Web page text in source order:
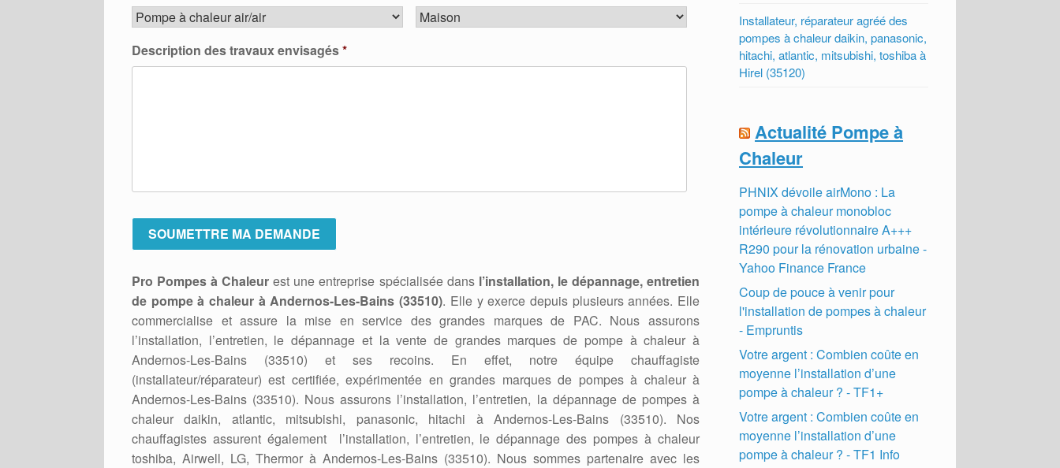
Description des travaux envisagés*
Pro Pompes à Chaleur est une entreprise spécialisée dans l’installation, le dépannage, entretien
de pompe à chaleur à Andernos-Les-Bains (33510). Elle y exerce depuis plusieurs années. Elle
commercialise et assure la mise en service des grandes marques de PAC. Nous assurons
l’installation, l’entretien, le dépannage et la vente de grandes marques de pompe à chaleur à
Andernos-Les-Bains (33510) et ses recoins. En effet, notre équipe chauffagiste
(installateur/réparateur) est certifiée, expérimentée en grandes marques de pompes à chaleur à
Andernos-Les-Bains (33510). Nous assurons l’installation, l’entretien, la dépannage de pompes à
chaleur daikin, atlantic, mitsubishi, panasonic, hitachi à Andernos-Les-Bains (33510). Nos
chauffagistes assurent également l’installation, l’entretien, le dépannage des pompes à chaleur
toshiba, Airwell, LG, Thermor à Andernos-Les-Bains (33510). Nous sommes partenaire avec les
Installateur, réparateur agréé des
pompes à chaleur daikin, panasonic,
hitachi, atlantic, mitsubishi, toshiba à
Hirel (35120)
Actualité Pompe à
Chaleur
PHNIX dévoile airMono : La
pompe à chaleur monobloc
intérieure révolutionnaire A+++
R290 pour la rénovation urbaine -
Yahoo Finance France
Coup de pouce à venir pour
l'installation de pompes à chaleur
- Empruntis
Votre argent : Combien coûte en
moyenne l’installation d’une
pompe à chaleur ? - TF1+
Votre argent : Combien coûte en
moyenne l’installation d’une
pompe à chaleur ? - TF1 Info